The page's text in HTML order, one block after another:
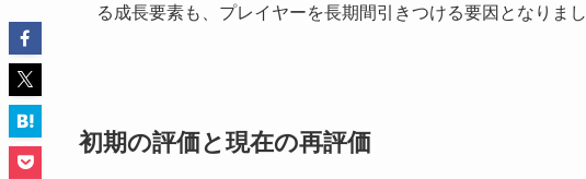
る成長要素も、プレイヤーを長期間引きつける要因となりまし
初期の評価と現在の再評価